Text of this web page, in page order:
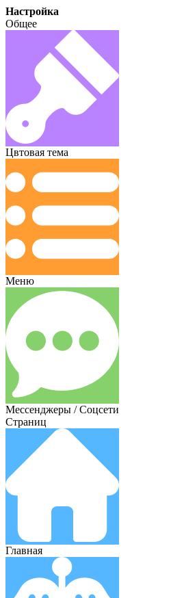
Настройка
Общее
Цвтовая тема
Меню
Мессенджеры / Соцсети
Страниц
Главная